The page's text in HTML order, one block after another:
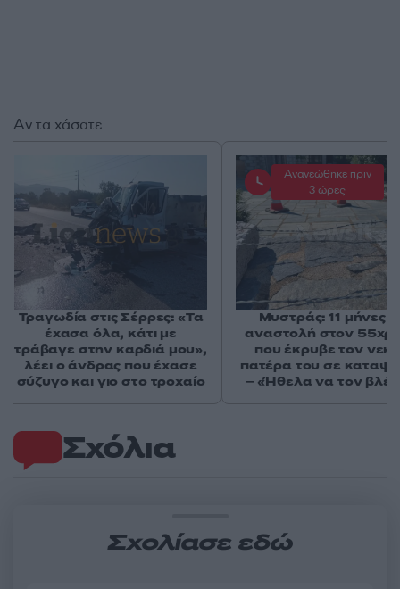
Σχόλια
Σχολίασε εδώ
Αν τα χάσατε
Τραγωδία στις Σέρρες: «Τα
έχασα όλα, κάτι με
τράβαγε στην καρδιά μου»,
λέει ο άνδρας που έχασε
σύζυγο και γιο στο τροχαίο
Ανανεώθηκε πριν
3 ώρες
Μυστράς: 11 μήνες
αναστολή στον
που έκρυβε τον
πατέρα του σε
– «Ήθελα να τον